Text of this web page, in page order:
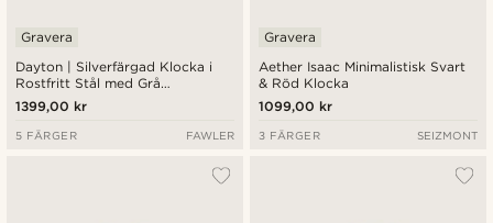
Dayton | Silverfärgad Klocka i
Rostfritt Stål med Grå
Texturerad Urtavla
Gravera
1399,00 kr
5 FÄRGER FAWLER
Aether Isaac Minimalistisk Svart
& Röd Klocka
Gravera
1099,00 kr
3 FÄRGER SEIZMONT